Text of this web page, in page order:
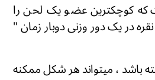
که کوچکترین عضو یک لحن را
در یک دور وزنی دوبار زمان "
ندارد.
باشد ، میتواند هر شکل ممکنه